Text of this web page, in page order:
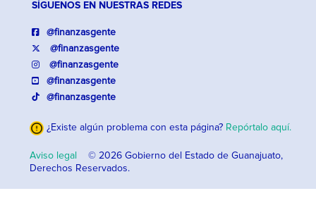
SÍGUENOS EN NUESTRAS REDES
@finanzasgente
@finanzasgente
@finanzasgente
@finanzasgente
@finanzasgente
¿Existe algún problema con esta página? Repórtalo aquí.
Aviso legal
© 2026 Gobierno del Estado de Guanajuato,
Derechos Reservados.